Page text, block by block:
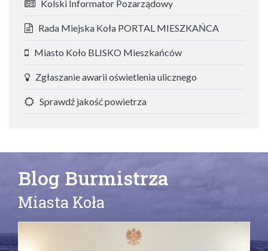
Kolski Informator Pozarządowy
Rada Miejska Koła PORTAL MIESZKAŃCA
Miasto Koło BLISKO Mieszkańców
Zgłaszanie awarii oświetlenia ulicznego
Sprawdź jakość powietrza
Blog Burmistrza
Miasta Koła